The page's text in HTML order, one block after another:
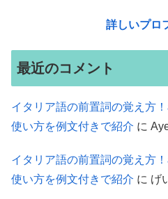
詳しいプロ
最近のコメント
イタリア語の前置詞の覚え方
使い方を例文付きで紹介 に
イタリア語の前置詞の覚え方
使い方を例文付きで紹介 に げ